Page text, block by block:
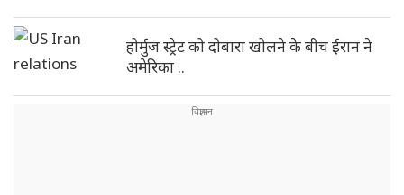
होर्मुज स्ट्रेट को दोबारा खोलने के बीच ईरान ने
अमेरिका ..